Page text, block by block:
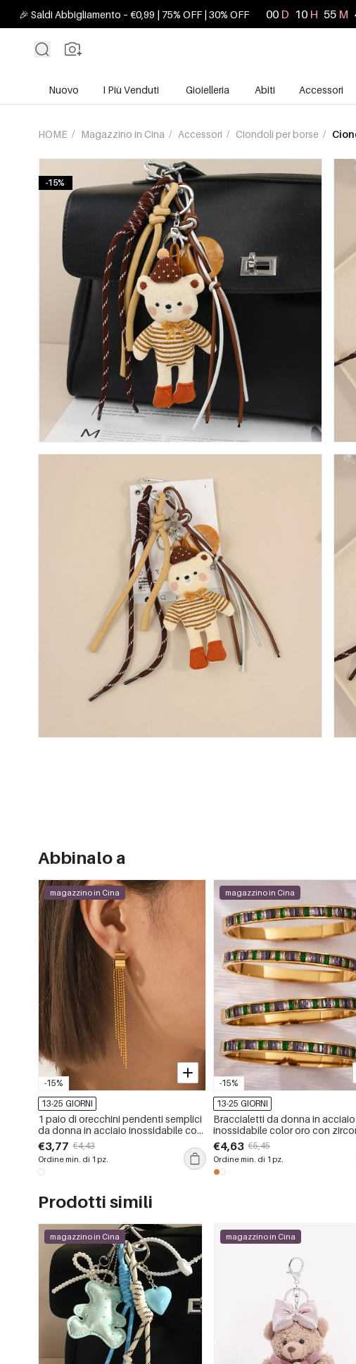
🎉 Saldi Abbigliamento – €0,99 | 75% OFF | 30% OFF 00 D 10 H 55 M
Nuovo I Più Venduti Gioielleria Abiti Accessori
HOME / Magazzino in Cina / Accessori / Ciondoli per borse /
-15%
Abbinalo a
-15%
magazzino in Cina
13-25 GIORNI
1 paio di orecchini pendenti semplici
da donna in acciaio inossidabile con
nappa, impermeabili, color oro
€3,77 €4,43
Ordine min. di 1 pz.
-15%
magazzino in Cina
13-25 GIORNI
Braccialetti da donna in acciaio
inossidabile color oro con
rettangolari policromi,
anti-ossidazione
€4,63 €5,45
Ordine min. di 1 pz.
Prodotti simili
magazzino in Cina magazzino in Cina